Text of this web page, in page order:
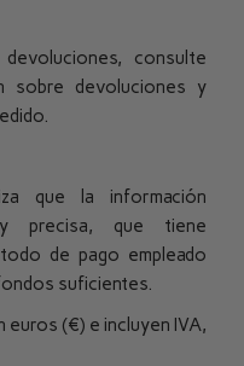
consulte
sobre devoluciones y
que la información
precisa, que tiene
de pago empleado
suficientes.
(€) e incluyen IVA,